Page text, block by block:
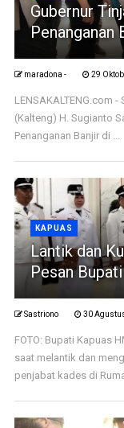
Gubernur
Penanganan
maradona - 29
LENSAKALTENG.com
(Kalteng) H. Sugianto
Penanganan Banjir di ...
KAPUAS
Lantik dan
Pesan
Sastriono 30
FOTO: Bupati Kapuas
saat melantik dan
penjabat kades di